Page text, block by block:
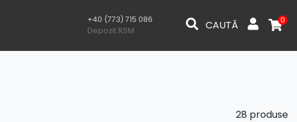
+40 (773) 715 086
Depozit RSM
CAUTĂ 0
28 produse